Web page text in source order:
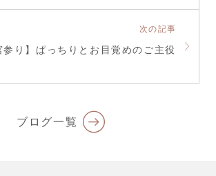
次の記事
参り】ぱっちりとお目覚めのご主役
ブログ一覧